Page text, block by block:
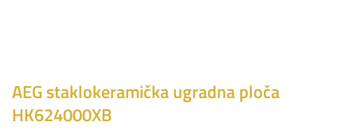
AEG staklokeramička ugradna ploča
HK624000XB